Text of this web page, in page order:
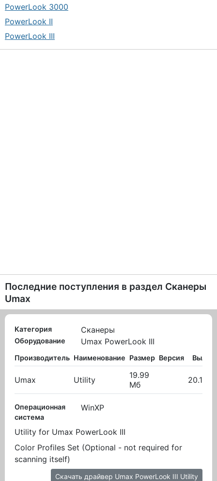
PowerLook 3000
PowerLook II
PowerLook III
Последние поступления в раздел Сканеры
Umax
Категория Сканеры
Оборудование Umax PowerLook III
Производитель Наименование Размер Версия
Umax Utility
19.99
Мб
Операционная
система
WinXP
Utility for Umax PowerLook III
Color Profiles Set (Optional - not required for
scanning itself)
Скачать драйвер Umax PowerLook III Utility